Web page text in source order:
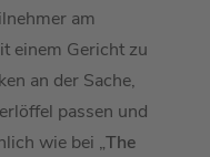
am
einem Gericht zu
an der Sache,
passen und
wie bei „The